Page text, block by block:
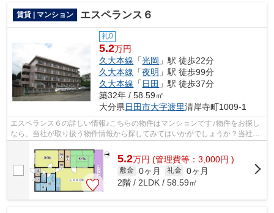
賃貸 | マンション エスペランス６
礼0
5.2万円
久大本線 「光岡 」駅 徒歩22分
久大本線 「夜明 」駅 徒歩99分
久大本線 「 日田 」駅 徒歩37分
築32年 / 58.59㎡
大分県日田市大字渡里清岸寺町1009-1
エスペランス６の詳しい情報♪こちらの物件はマンションです♪物件をお探し
なら、当社が取り扱う物件情報から探してみてはいかがでしょうか？当社
5.2万円 (管理費等：3,000円 )
敷金 0ヶ月 礼金 0ヶ月
2階 / 2LDK / 58.59㎡